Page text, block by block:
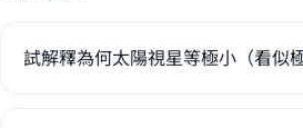
試解釋為何太陽視星等極小（看似